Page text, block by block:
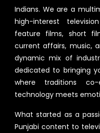
Indians. We are a
high-interest
feature films, short
current affairs, music,
dynamic mix of
dedicated to bringing
where traditions
technology meets
What started as a
Punjabi content to